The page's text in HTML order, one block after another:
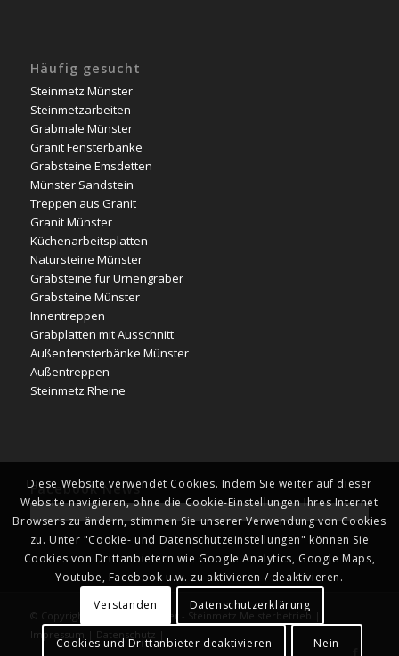
Häufig gesucht
Steinmetz Münster
Steinmetzarbeiten
Grabmale Münster
Granit Fensterbänke
Grabsteine Emsdetten
Münster Sandstein
Treppen aus Granit
Granit Münster
Küchenarbeitsplatten
Natursteine Münster
Grabsteine für Urnengräber
Grabsteine Münster
Innentreppen
Grabplatten mit Ausschnitt
Außenfensterbänke Münster
Außentreppen
Steinmetz Rheine
Facebook News
© Copyright - Naturstein Kläver - Steinmetz Meisterbetrieb |
Impressum | Datenschutz |
Diese Website verwendet Cookies. Indem Sie weiter auf dieser
Website navigieren, ohne die Cookie-Einstellungen Ihres Internet
Browsers zu ändern, stimmen Sie unserer Verwendung von Cookies
zu. Unter "Cookie- und Datenschutzeinstellungen" können Sie
Cookies von Drittanbietern wie Google Analytics, Google Maps,
Youtube, Facebook u.w. zu aktivieren / deaktivieren.
Verstanden
Datenschutzerklärung
Cookies und Drittanbieter deaktivieren Nein